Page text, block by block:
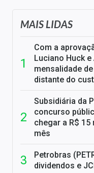
MAIS LIDAS
Com a
Luciano Huck
mensalidade
distante do
Subsidiária da
concurso
chegar a R$
mês
Petrobras
dividendos e